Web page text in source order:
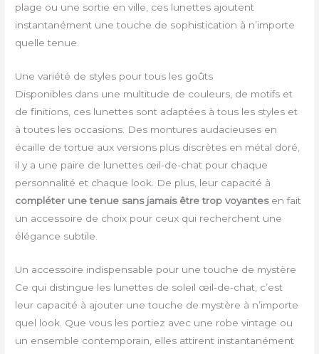
plage ou une sortie en ville, ces lunettes ajoutent
instantanément une touche de sophistication à n’importe
quelle tenue.
Une variété de styles pour tous les goûts
Disponibles dans une multitude de couleurs, de motifs et
de finitions, ces lunettes sont adaptées à tous les styles et
à toutes les occasions. Des montures audacieuses en
écaille de tortue aux versions plus discrètes en métal doré,
il y a une paire de lunettes œil-de-chat pour chaque
personnalité et chaque look. De plus, leur capacité à
compléter une tenue sans jamais être trop voyantesen fait
un accessoire de choix pour ceux qui recherchent une
élégance subtile.
Un accessoire indispensable pour une touche de mystère
Ce qui distingue les lunettes de soleil œil-de-chat, c’est
leur capacité à ajouter une touche de mystère à n’importe
quel look. Que vous les portiez avec une robe vintage ou
un ensemble contemporain, elles attirent instantanément